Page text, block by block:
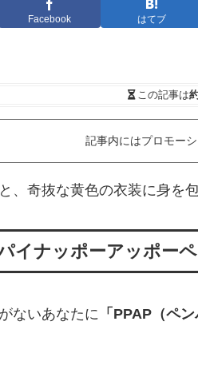
Facebook はてブ
この記事は
記事内にはプロモー
、奇抜な黄色の衣装に身を
イナッポーアッポー
ないあなたに 「PPAP（ペ